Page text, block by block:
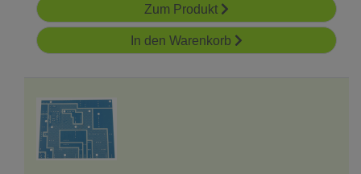
Zum Produkt
In den Warenkorb